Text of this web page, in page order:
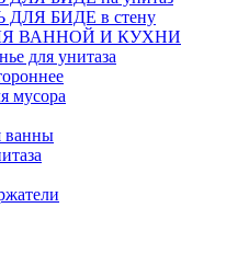
БИДЕ в стену
ВАННОЙ И КУХНИ
для унитаза
мусора
ванны